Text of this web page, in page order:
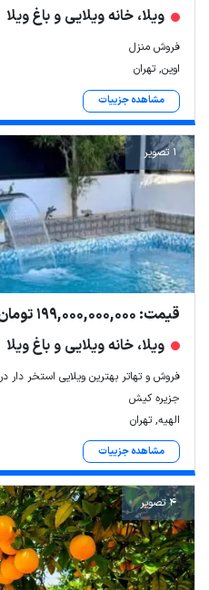
ویلا، خانه ویلایی و باغ ویلا
فروش منزل
اوین, تهران
مشاهده جزییات
1 تصویر
قیمت: 199,000,000,000 تومان
ویلا، خانه ویلایی و باغ ویلا
فروش و تهاتر بهترین ویلایی استخر دار در
جزیره کیش
الهیه, تهران
مشاهده جزییات
4 تصویر